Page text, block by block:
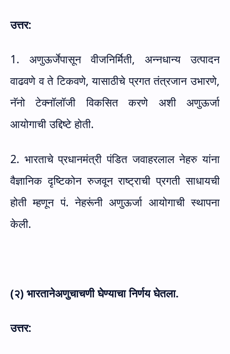
उत्तर:
1. अणुऊर्जेपासून वीजनिर्मिती, अन्नधान्य उत्पादन
वाढवणे व ते टिकवणे, यासाठीचे प्रगत तंत्रजान उभारणे,
नॅनो टेक्नॉलॉजी विकसित करणे अशी अणुऊर्जा
आयोगाची उद्दिष्टे होती.
2. भारताचे प्रधानमंत्री पंडित जवाहरलाल नेहरु यांना
वैज्ञानिक दृष्टिकोन रुजवून राष्ट्राची प्रगती साधायची
होती म्हणून पं. नेहरूंनी अणुऊर्जा आयोगाची स्थापना
केली.
(२) भारतानेअणुचाचणी घेण्याचा निर्णय घेतला.
उत्तर: